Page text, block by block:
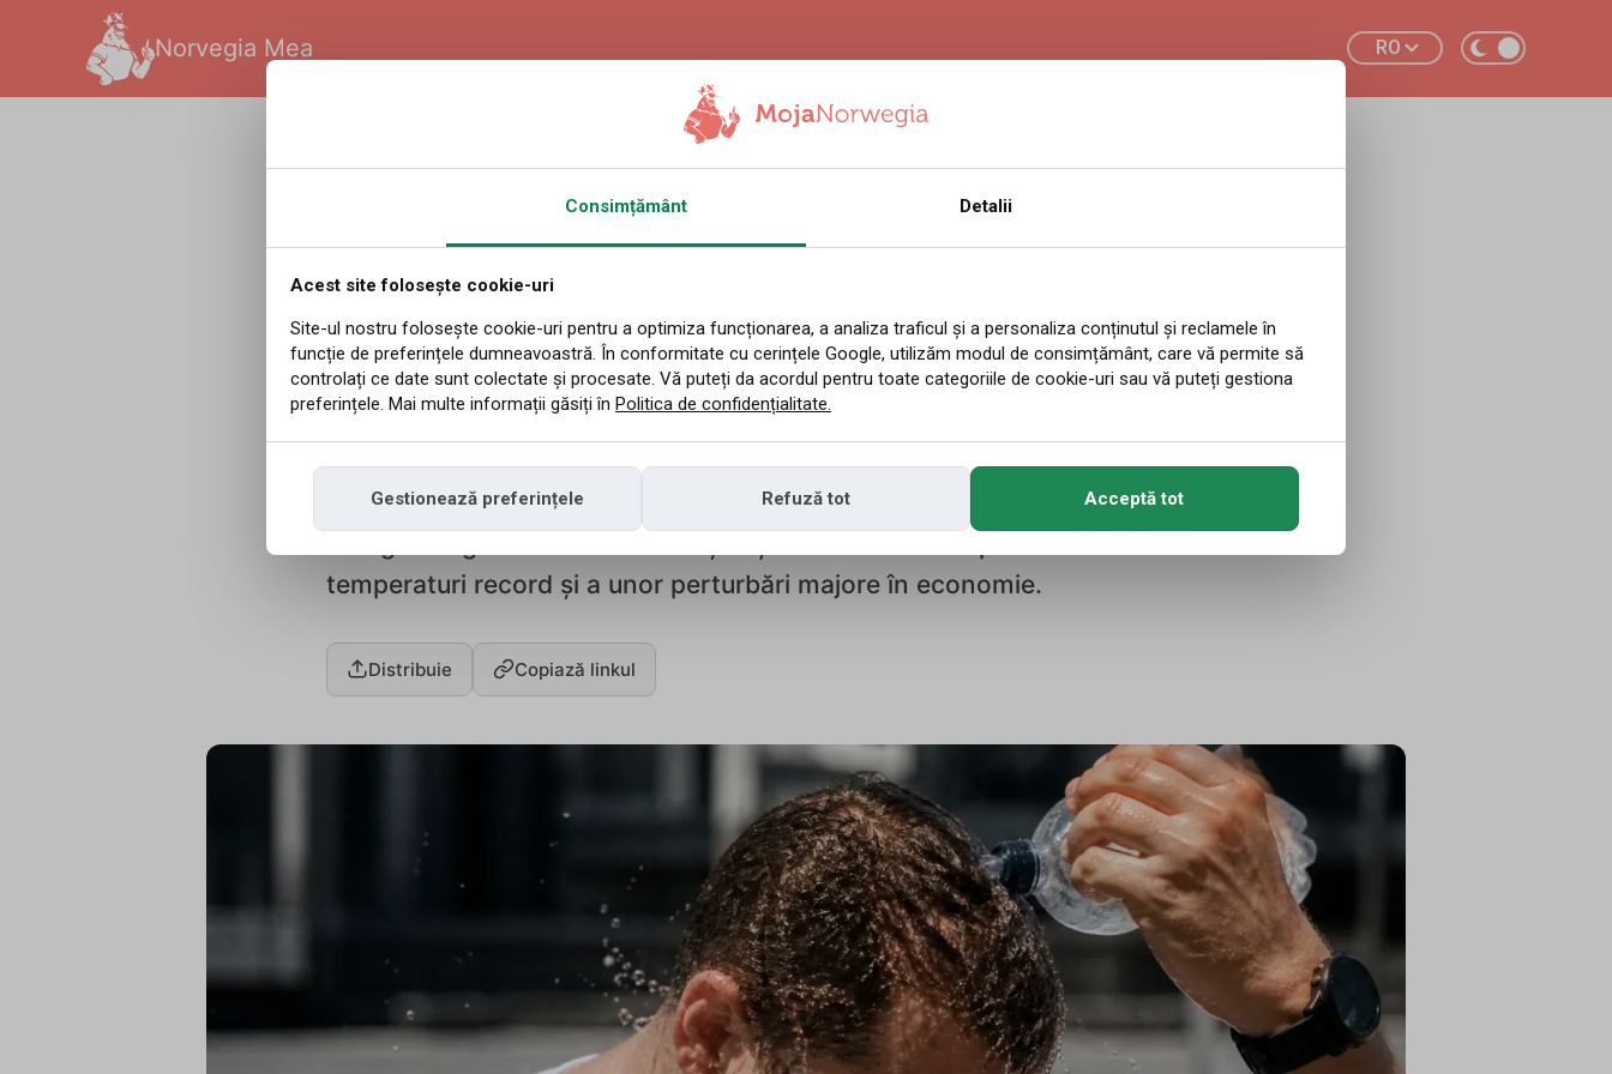
Norvegia Mea RO
Comerțul și sectorul energetic
în pericol? Totul din cauza...
vremii extreme
Posibilitatea apariției fenomenului El Niño (fenomen climatic asociat cu
încălzirea apelor Oceanului Pacific) în 2026 ar putea declanșa o criză
temperaturi record și a unor perturbări majore în economie.
Distribuie Copiază linkul
Consimțământ Detalii
Acest site folosește cookie-uri
Site-ul nostru folosește cookie-uri pentru a optimiza funcționarea, a analiza traficul și a personaliza conținutul și reclamele în
funcție de preferințele dumneavoastră. În conformitate cu cerințele Google, utilizăm modul de consimțământ, care vă permite să
controlați ce date sunt colectate și procesate. Vă puteți da acordul pentru toate categoriile de cookie-uri sau vă puteți gestiona
preferințele. Mai multe informații găsiți în Politica de confidențialitate.
Gestionează preferințele Refuză tot Acceptă tot